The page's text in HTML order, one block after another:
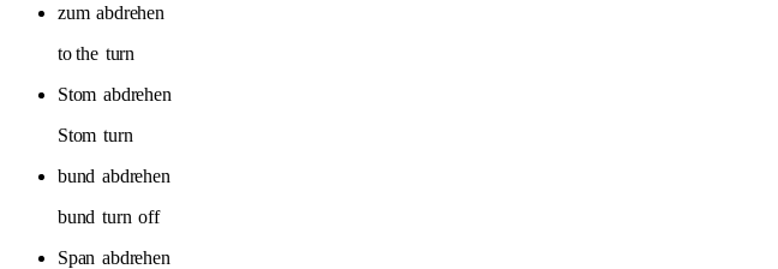
zum abdrehen
to the turn
Stom abdrehen
Stom turn
bund abdrehen
bund turn off
Span abdrehen